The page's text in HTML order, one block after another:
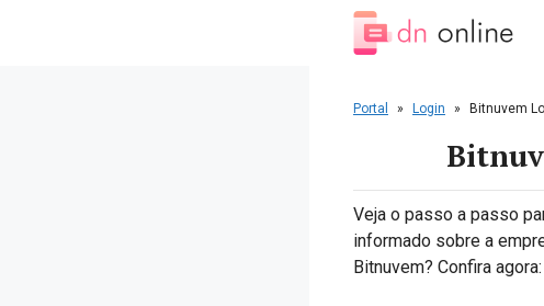
Portal » Login » Bitnuvem
Veja o passo a passo
informado sobre a
Bitnuvem? Confira agora: